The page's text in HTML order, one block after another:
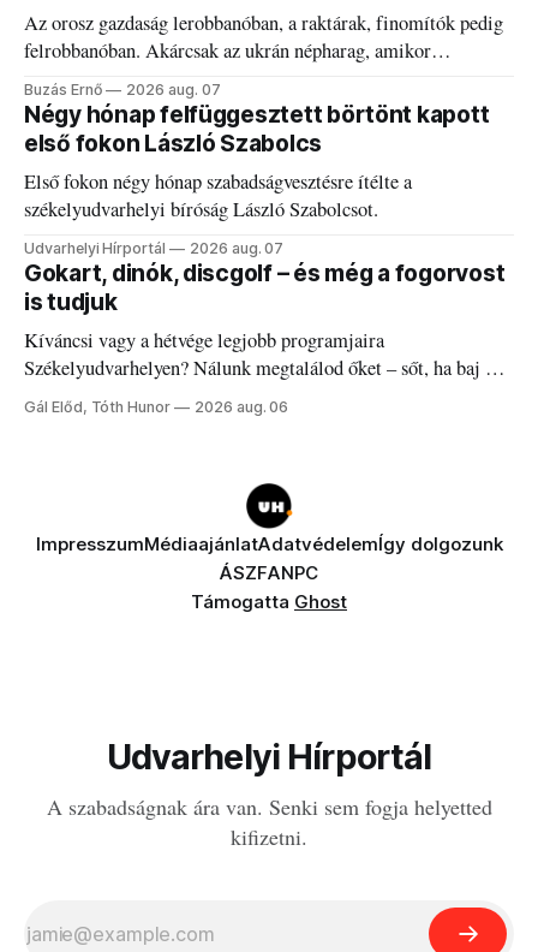
Az orosz gazdaság lerobbanóban, a raktárak, finomítók pedig
felrobbanóban. Akárcsak az ukrán népharag, amikor
elégedetlen vezetőivel.
Buzás Ernő 2026 aug. 07
Négy hónap felfüggesztett börtönt kapott
első fokon László Szabolcs
Első fokon négy hónap szabadságvesztésre ítélte a
székelyudvarhelyi bíróság László Szabolcsot.
Udvarhelyi Hírportál 2026 aug. 07
Gokart, dinók, discgolf – és még a fogorvost
is tudjuk
Kíváncsi vagy a hétvége legjobb programjaira
Székelyudvarhelyen? Nálunk megtalálod őket – sőt, ha baj van
a fogaddal, a fogorvosi ügyeletet is!
Gál Előd, Tóth Hunor 2026 aug. 06
ImpresszumMédiaajánlatAdatvédelemÍgy dolgozunk
ÁSZFANPC
Támogatta Ghost
Udvarhelyi Hírportál
A szabadságnak ára van. Senki sem fogja helyetted
kifizetni.